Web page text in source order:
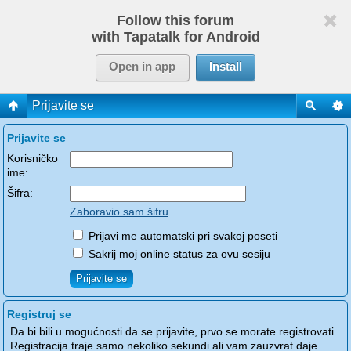
Follow this forum
with Tapatalk for Android
Open in app Install
Prijavite se
Prijavite se
Korisničko
ime:
Šifra:
Zaboravio sam šifru
Prijavi me automatski pri svakoj poseti
Sakrij moj online status za ovu sesiju
Registruj se
Da bi bili u mogućnosti da se prijavite, prvo se morate registrovati.
Registracija traje samo nekoliko sekundi ali vam zauzvrat daje